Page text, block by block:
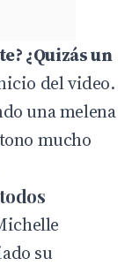
¿Quizás un
del video.
una melena
mucho
su